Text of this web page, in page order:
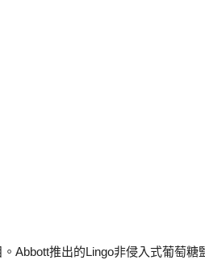
Abbott推出的Lingo非侵入式葡萄